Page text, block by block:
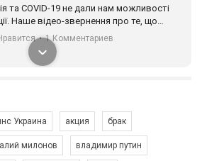
та COVІD-19 не дали нам можливості
Наше відео-звернення про те, що
містах та не можемо зустрінеться, ми
хто поділяє цінності рівності та
до нас. Регіональні підрозділи
гучніше!
• 1 Комментариев
Украина акция брак
милонов владимир путин